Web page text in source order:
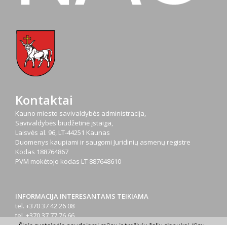
Kontaktai
Kauno miesto savivaldybės administracija,
Savivaldybės biudžetinė įstaiga,
Laisvės al. 96, LT-44251 Kaunas
Duomenys kaupiami ir saugomi Juridinių asmenų registre
Kodas 188764867
PVM mokėtojo kodas LT 887648610
INFORMACIJA INTERESANTAMS TEIKIAMA
tel. +370 37 42 26 08
tel. +370 37 77 76 66